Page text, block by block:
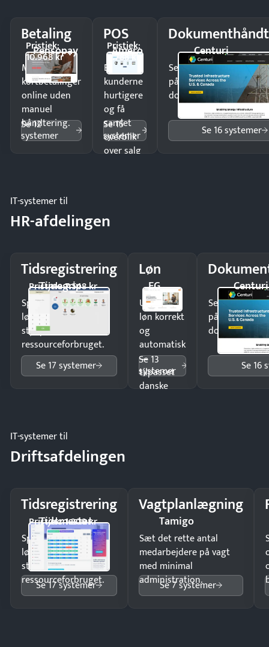
Betaling
Pensopay
Pristjek:
10.968 kr
Modtag
kortbetalinger
online uden
manuel
håndtering.
Se 12
systemer
POS
Amero
Pristjek:
4.788 kr
Ekspedér
kunderne
hurtigere
og få
samlet
overblik
over salg
Se 15
systemer
Centuri
Send kontrakter til
på minutter og mist
dokumenter.
Se 16 systemer
IT-systemer til
HR-afdelingen
Tidsregistrering
Timegrip
Pristjek: 7.548 kr
Spar tid på
lønberegning og få
styr på
ressourceforbruget.
Se 17 systemer
Løn
EG
Udbetal
løn korrekt
og
automatisk
—
tilpasset
danske
Se 13
systemer
Centuri
Send
på minutter
dokumenter.
Se 16
IT-systemer til
Driftsafdelingen
Tidsregistrering
Tidsmester
Pristjek: 1.200 kr
Spar tid på
lønberegning og få
styr på
ressourceforbruget.
Se 17 systemer
Vagtplanlægning
Tamigo
Sæt det rette antal
medarbejdere på vagt
med minimal
administration.
Se 7 systemer